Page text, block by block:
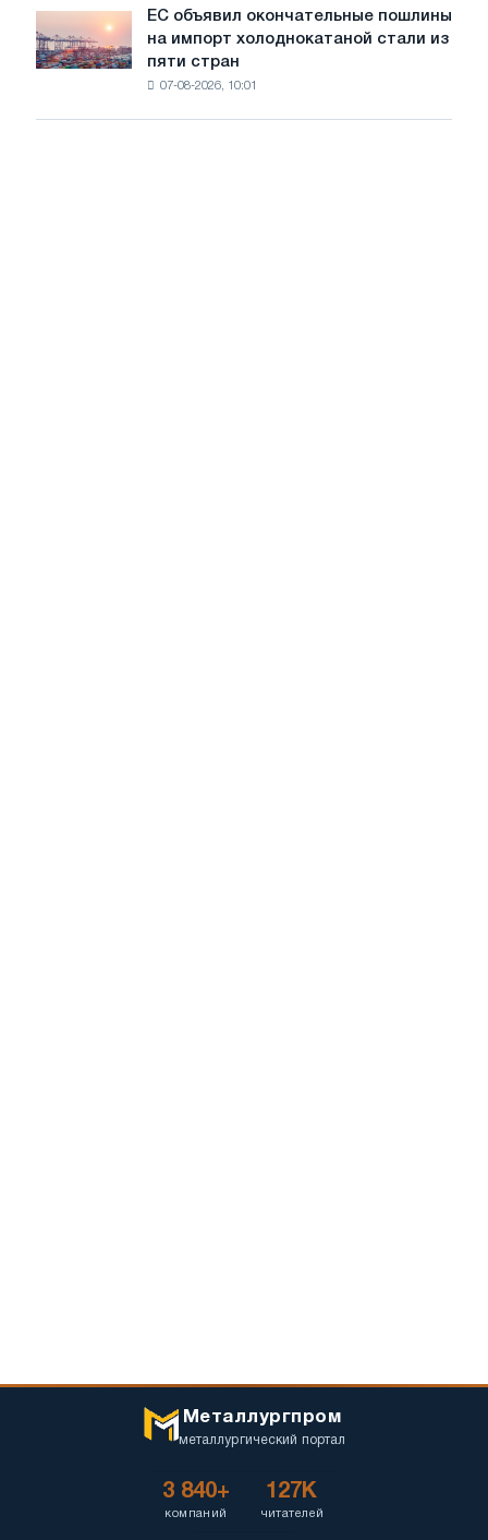
трамвайных
путей
Ярославля
объявил
окончательные
ЕС объявил окончательные пошлины
на импорт холоднокатаной стали из
пяти стран
07-08-2026, 10:01
Металлургпром
металлургический портал
3 840+
компаний
127K
читателей